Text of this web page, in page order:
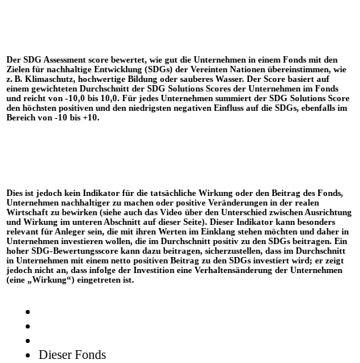
Der SDG Assessment score bewertet, wie gut die Unternehmen in einem Fonds mit den
Zielen für nachhaltige Entwicklung (SDGs) der Vereinten Nationen übereinstimmen, wie
z. B. Klimaschutz, hochwertige Bildung oder sauberes Wasser. Der Score basiert auf
einem gewichteten Durchschnitt der SDG Solutions Scores der Unternehmen im Fonds
und reicht von -10,0 bis 10,0. Für jedes Unternehmen summiert der SDG Solutions Score
den höchsten positiven und den niedrigsten negativen Einfluss auf die SDGs, ebenfalls im
Bereich von -10 bis +10.
Dies ist jedoch kein Indikator für die tatsächliche Wirkung oder den Beitrag des Fonds,
Unternehmen nachhaltiger zu machen oder positive Veränderungen in der realen
Wirtschaft zu bewirken (siehe auch das Video über den Unterschied zwischen Ausrichtung
und Wirkung im unteren Abschnitt auf dieser Seite). Dieser Indikator kann besonders
relevant für Anleger sein, die mit ihren Werten im Einklang stehen möchten und daher in
Unternehmen investieren wollen, die im Durchschnitt positiv zu den SDGs beitragen. Ein
hoher SDG-Bewertungsscore kann dazu beitragen, sicherzustellen, dass im Durchschnitt
in Unternehmen mit einem netto positiven Beitrag zu den SDGs investiert wird; er zeigt
jedoch nicht an, dass infolge der Investition eine Verhaltensänderung der Unternehmen
(eine „Wirkung“) eingetreten ist.
Dieser Fonds